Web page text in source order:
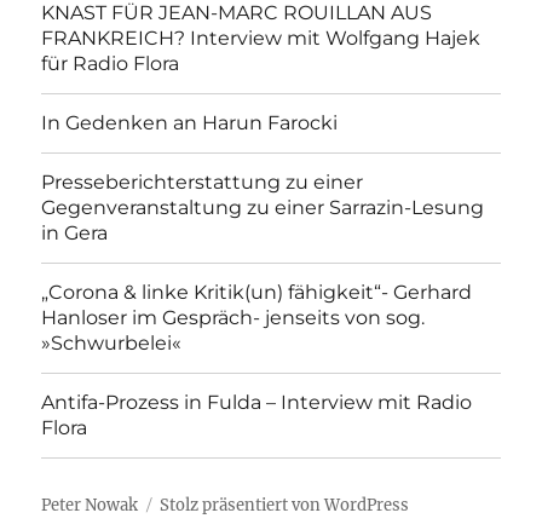
KNAST FÜR JEAN-MARC ROUILLAN AUS
FRANKREICH? Interview mit Wolfgang Hajek
für Radio Flora
In Gedenken an Harun Farocki
Presseberichterstattung zu einer
Gegenveranstaltung zu einer Sarrazin-Lesung
in Gera
„Corona & linke Kritik(un) fähigkeit“- Gerhard
Hanloser im Gespräch- jenseits von sog.
»Schwurbelei«
Antifa-Prozess in Fulda – Interview mit Radio
Flora
Peter Nowak Stolz präsentiert von WordPress